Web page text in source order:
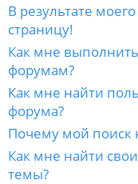
В результате
страницу!
Как мне
форумам?
Как мне найти
форума?
Почему мой поиск
Как мне найти
темы?